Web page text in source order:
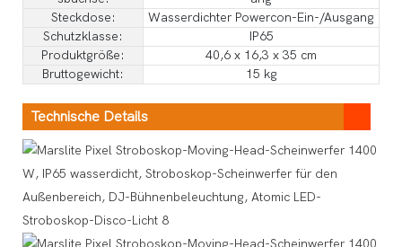
Steckdose:
Wasserdichter Powercon-Ein-/Ausgang
Schutzklasse:
IP65
Produktgröße:
40,6 x 16,3 x 35 cm
Bruttogewicht:
15 kg
Technische Details